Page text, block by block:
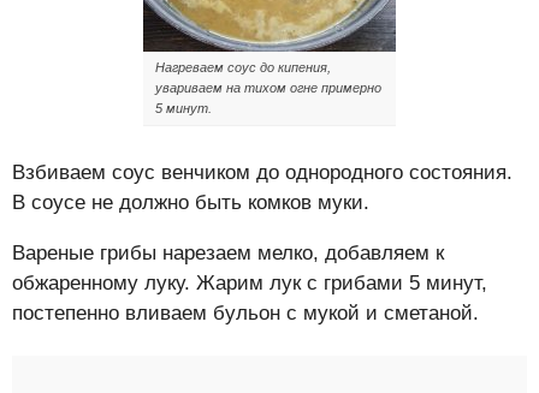
Нагреваем соус до кипения,
увариваем на тихом огне примерно
5 минут.
Взбиваем соус венчиком до однородного состояния.
В соусе не должно быть комков муки.
Вареные грибы нарезаем мелко, добавляем к
обжаренному луку. Жарим лук с грибами 5 минут,
постепенно вливаем бульон с мукой и сметаной.